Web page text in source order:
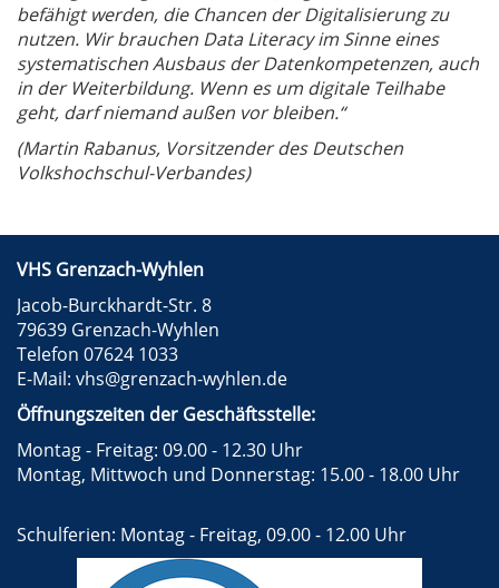
befähigt werden, die Chancen der Digitalisierung zu
nutzen. Wir brauchen Data Literacy im Sinne eines
systematischen Ausbaus der Datenkompetenzen, auch
in der Weiterbildung. Wenn es um digitale Teilhabe
geht, darf niemand außen vor bleiben.“
(Martin Rabanus, Vorsitzender des Deutschen
Volkshochschul-Verbandes)
VHS Grenzach-Wyhlen
Jacob-Burckhardt-Str. 8
79639 Grenzach-Wyhlen
Telefon 07624 1033
E-Mail: vhs@grenzach-wyhlen.de
Öffnungszeiten der Geschäftsstelle:
Montag - Freitag: 09.00 - 12.30 Uhr
Montag, Mittwoch und Donnerstag: 15.00 - 18.00 Uhr
Schulferien: Montag - Freitag, 09.00 - 12.00 Uhr